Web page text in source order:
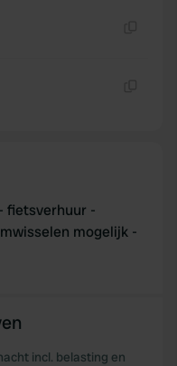
fietsverhuur -
mogelijk -
incl. belasting en